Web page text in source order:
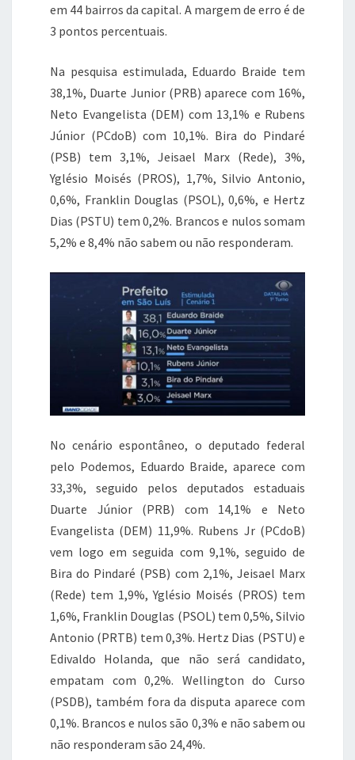
em 44 bairros da capital. A margem de erro é de
3 pontos percentuais.
Na pesquisa estimulada, Eduardo Braide tem
38,1%, Duarte Junior (PRB) aparece com 16%,
Neto Evangelista (DEM) com 13,1% e Rubens
Júnior (PCdoB) com 10,1%. Bira do Pindaré
(PSB) tem 3,1%, Jeisael Marx (Rede), 3%,
Yglésio Moisés (PROS), 1,7%, Silvio Antonio,
0,6%, Franklin Douglas (PSOL), 0,6%, e Hertz
Dias (PSTU) tem 0,2%. Brancos e nulos somam
5,2% e 8,4% não sabem ou não responderam.
No cenário espontâneo, o deputado federal
pelo Podemos, Eduardo Braide, aparece com
33,3%, seguido pelos deputados estaduais
Duarte Júnior (PRB) com 14,1% e Neto
Evangelista (DEM) 11,9%. Rubens Jr (PCdoB)
vem logo em seguida com 9,1%, seguido de
Bira do Pindaré (PSB) com 2,1%, Jeisael Marx
(Rede) tem 1,9%, Yglésio Moisés (PROS) tem
1,6%, Franklin Douglas (PSOL) tem 0,5%, Silvio
Antonio (PRTB) tem 0,3%. Hertz Dias (PSTU) e
Edivaldo Holanda, que não será candidato,
empatam com 0,2%. Wellington do Curso
(PSDB), também fora da disputa aparece com
0,1%. Brancos e nulos são 0,3% e não sabem ou
não responderam são 24,4%.